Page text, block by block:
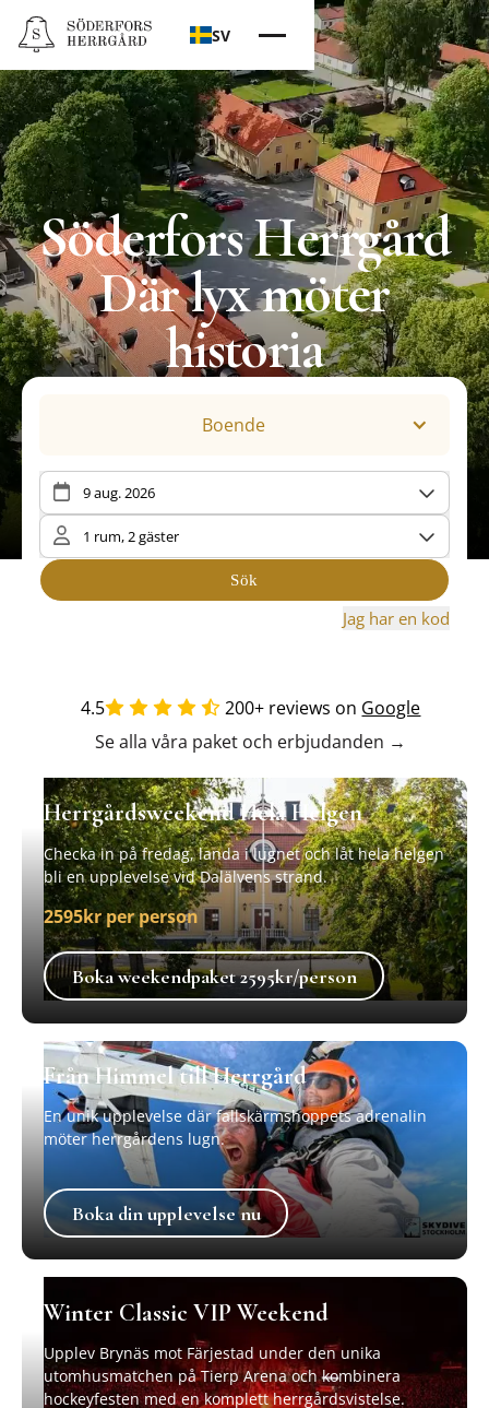
SV
Söderfors Herrgård
Där lyx möter
historia
Boende
4.5 200+ reviews on Google
Se alla våra paket och erbjudanden →
Herrgårdsweekend Hela Helgen
Checka in på fredag, landa i lugnet och låt hela helgen
bli en upplevelse vid Dalälvens strand.
2595kr per person
Boka weekendpaket 2595kr/person
Boka weekendpaket 2595kr/person
Från Himmel till Herrgård
En unik upplevelse där fallskärmshoppets adrenalin
möter herrgårdens lugn.
Boka din upplevelse nu
Boka din upplevelse nu
Winter Classic VIP Weekend
Upplev Brynäs mot Färjestad under den unika
utomhusmatchen på Tierp Arena och kombinera
hockeyfesten med en komplett herrgårdsvistelse.